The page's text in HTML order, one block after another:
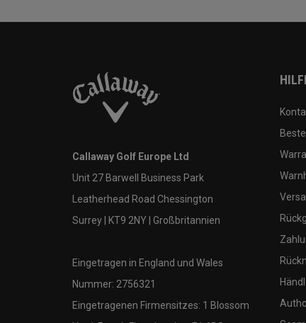
Callaway Golf Europe Ltd
Unit 27 Barwell Business Park
Leatherhead Road Chessington
Surrey | KT9 2NY | Großbritannien
Eingetragen in England und Wales
Nummer: 2756321
Eingetragenen Firmensitzes: 1 Blossom